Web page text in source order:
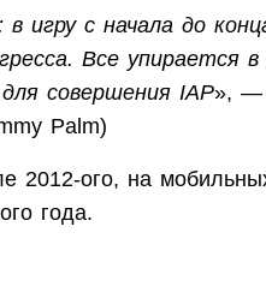
игру с начала до
Все упирается в
совершения IAP», —
Palm)
2012-ого, на
года.